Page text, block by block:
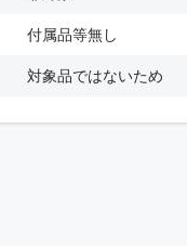
付属品等無し
対象品ではないため